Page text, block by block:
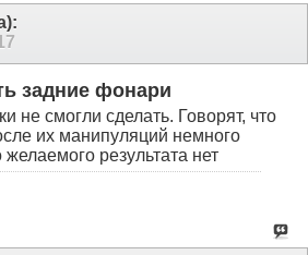
задние фонари
не смогли сделать. Говорят, что
их манипуляций немного
результата нет